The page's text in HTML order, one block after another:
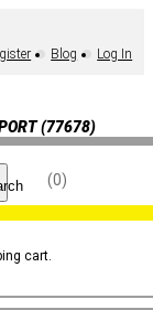
Blog Log In
(77678)
0
cart.